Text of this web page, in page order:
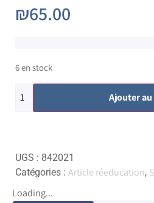
₪65.00
6 en stock
Ajouter
UGS : 842021
Catégories : Article réeducation,
Loading...